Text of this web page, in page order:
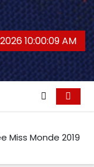
202610:00:10 AM
Miss Monde 2019